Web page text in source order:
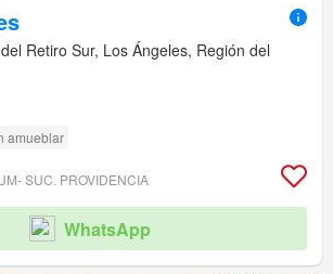
Retiro Sur, Los Ángeles, Región del
amueblar
SUC. PROVIDENCIA
WhatsApp